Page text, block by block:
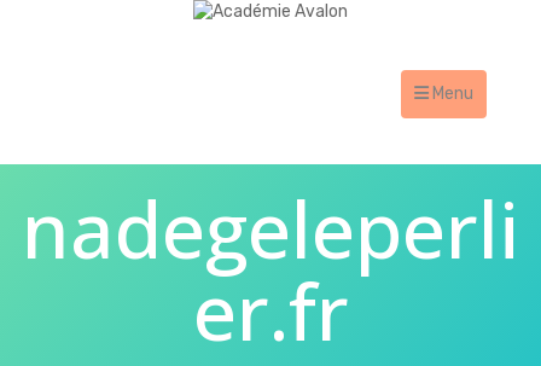
Menu
nadegeleperli
er.fr